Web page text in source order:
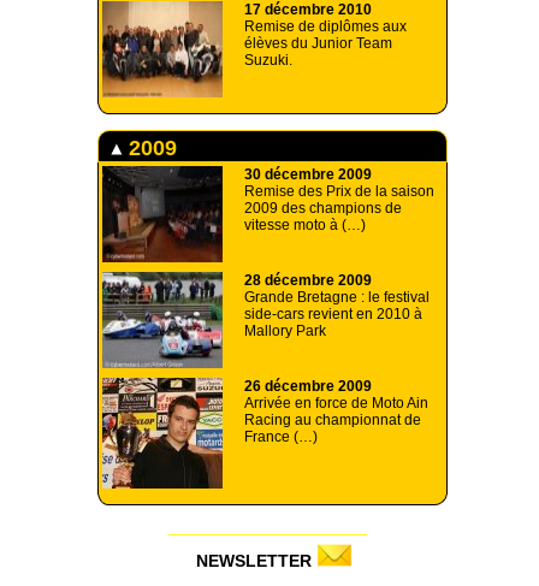
17 décembre 2010
Remise de diplômes aux
élèves du Junior Team
Suzuki.
2009
30 décembre 2009
Remise des Prix de la saison
2009 des champions de
vitesse moto à (…)
28 décembre 2009
Grande Bretagne : le festival
side-cars revient en 2010 à
Mallory Park
26 décembre 2009
Arrivée en force de Moto Ain
Racing au championnat de
France (…)
NEWSLETTER